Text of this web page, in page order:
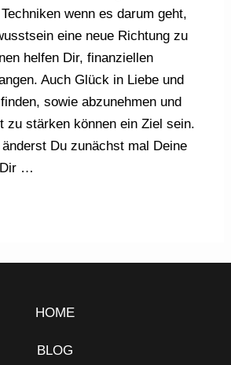
wenn es darum geht,
eine neue Richtung zu
helfen Dir, finanziellen
Auch Glück in Liebe und
sowie abzunehmen und
zu stärken können ein Ziel sein.
Du zunächst mal Deine
Dir …
HOME
BLOG